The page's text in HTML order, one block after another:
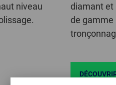
niveau
diamant et
de gamme